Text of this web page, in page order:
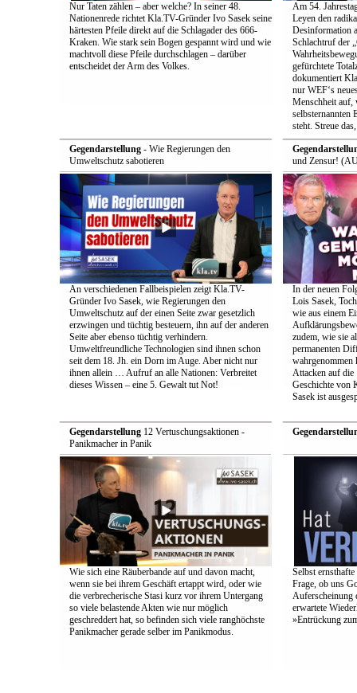
Nur Taten zählen – aber welche? In seiner 48.
Nationenrede richtet Kla.TV-Gründer Ivo Sasek seine
härtesten Pfeile direkt auf die Schlagader des 666-
Kraken. Wie stark sein Bogen gespannt wird und wie
machtvoll diese Pfeile durchschlagen – darüber
entscheidet der Arm des Volkes.
Am 54.
Leyen den
Desinformation
Schlachtruf der
gefürchtete
dokumentiert
nur WEF‘s
Menschheit auf,
selbsternannten
steht. Streue
Gegendarstellung- Wie Regierungen den
Umweltschutz sabotieren
An verschiedenen Fallbeispielen zeigt Kla.TV-
Gründer Ivo Sasek, wie Regierungen den
Umweltschutz auf der einen Seite zwar gesetzlich
erzwingen und tüchtig besteuern, ihn auf der anderen
Seite aber ebenso tüchtig verhindern.
Umweltfreundliche Technologien sind ihnen schon
seit dem 18. Jh. ein Dorn im Auge. Aber nicht nur
ihnen allein … Aufruf an alle Nationen: Verbreitet
dieses Wissen – eine 5. Gewalt tut Not!
und Zensur!
In der neuen
Lois Sasek,
wie aus einem
zudem, wie sie
permanenten
wahrgenommen
Attacken auf
Geschichte von
Sasek ist
Gegendarstellung12 Vertuschungsaktionen -
Panikmacher in Panik
Wie sich eine Räuberbande auf und davon macht,
wenn sie bei ihrem Geschäft ertappt wird, oder wie
die verbrecherische Stasi kurz vor ihrem Untergang
so viele belastende Akten wie nur möglich
geschreddert hat, so befinden sich viele ranghöchste
Panikmacher gerade selber im Panikmodus.
Selbst
Frage, ob uns
Auferscheinung
erwartete
»Entrückung